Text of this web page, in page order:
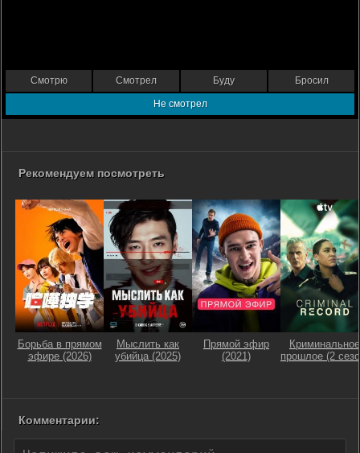
Смотрю Смотрел Буду Бросил
Не смотрел
Рекомендуем посмотреть
Борьба в прямом
эфире (2026)
Мыслить как
убийца (2025)
Прямой эфир
(2021)
Криминальное
прошлое (2
Комментарии: